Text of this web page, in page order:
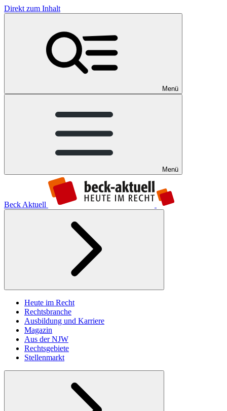
Direkt zum Inhalt
Menü
Menü
Beck Aktuell
Heute im Recht
Rechtsbranche
Ausbildung und Karriere
Magazin
Aus der NJW
Rechtsgebiete
Stellenmarkt